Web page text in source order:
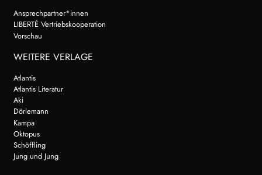
Ansprechpartner*innen
LIBERTÉ Vertriebskooperation
Vorschau
WEITERE VERLAGE
Atlantis
Atlantis Literatur
Aki
Dörlemann
Kampa
Oktopus
Schöffling
Jung und Jung